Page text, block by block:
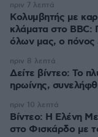
Κολυμβητής με
κλάματα στο BBC:
όλων μας, ο πόνος
πριν 7 λεπτά
Δείτε βίντεο: Το
ηρωίνης,
πριν 8 λεπτά
Βίντεο: Η Ελένη
στο Φισκάρδο με
πριν 10 λεπτά